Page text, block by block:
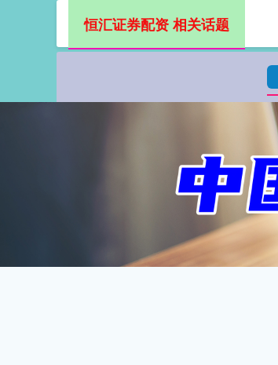
恒汇证券配资 相关话题